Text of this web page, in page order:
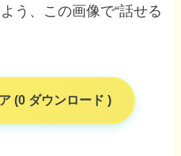
う、この画像で“話せる
(0 ダウンロード )